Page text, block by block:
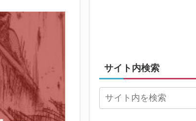
サイト内検索